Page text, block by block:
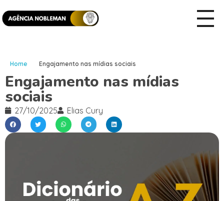
Home Engajamento nas mídias sociais
Engajamento nas mídias
sociais
27/10/2025 Elias Cury